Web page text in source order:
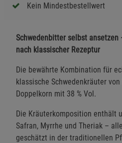
Kein Mindestbestellwert
Schwedenbitter selbst
nach klassischer Rezeptur
Die bewährte Kombination für
klassische Schwedenkräuter
Doppelkorn mit 38 % Vol.
Die Kräuterkomposition enthält
Safran, Myrrhe und Theriak –
geschätzt in der traditionellen